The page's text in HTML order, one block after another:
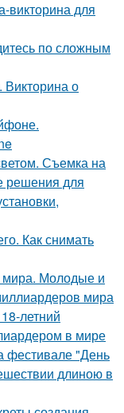
викторина для
по сложным
Викторина о
Съемка на
решения для
Как снимать
Молодые и
мира
летний
в мире
фестивале "День
длиною в